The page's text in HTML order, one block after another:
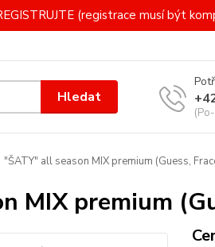
(registrace musí být
Hledat
"ŠATY" all season MIX premium (Guess,
MIX premium